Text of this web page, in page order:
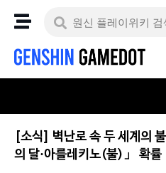
[소식] 벽난로 속 두 세계의
의 달·아를레키노(불)」 확률